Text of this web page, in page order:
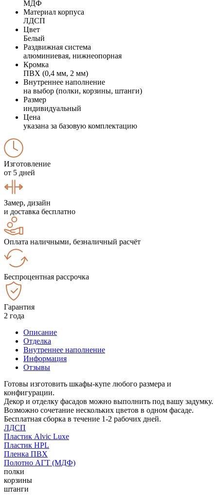
МДФ
Материал корпуса
ЛДСП
Цвет
Белый
Раздвижная система
алюминиевая, нижнеопорная
Кромка
ПВХ (0,4 мм, 2 мм)
Внутреннее наполнение
на выбор (полки, корзины, штанги)
Размер
индивидуальный
Цена
указана за базовую комплектацию
Изготовление
от 5 дней
Замер, дизайн
и доставка бесплатно
Оплата наличными, безналичный расчёт
Беспроцентная рассрочка
Гарантия
2 года
Описание
Отделка
Внутреннее наполнение
Информация
Отзывы
Готовы изготовить шкафы-купе любого размера и
конфигурации.
Декор и отделку фасадов можно выполнить под вашу задумку.
Возможно сочетание нескольких цветов в одном фасаде.
Бесплатная сборка в течение 1-2 рабочих дней.
ЛДСП
Пластик Alvic Luxe
Пластик HPL
Пленка ПВХ
Полотно АГТ (МДФ)
полки
корзины
штанги